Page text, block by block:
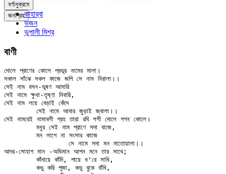
বর্ণানুক্রমে
জনপ্রিয়কাহার্‌বা
ভজন
ভূপালী মিশ্র
বাণী
দোলে প্রাণের কোলে প্রভূর নামের মালা।
সকাল সাঁঝে সকল কাজে জপি সে নাম নিরালা।।
সেই নাম বসন-ভূষণ আমারি
সেই নামে ক্ষুধা-তৃষ্ণা নিবারি,
সেই নাম লয়ে বেড়াই কেঁদে
সেই নামরেই নামাবলী গ্রহ তারা রবি শশী দোলে গগন কোলে।
আদর-সোহাগ মান -অভিমান আপন মনে তার সাথে;